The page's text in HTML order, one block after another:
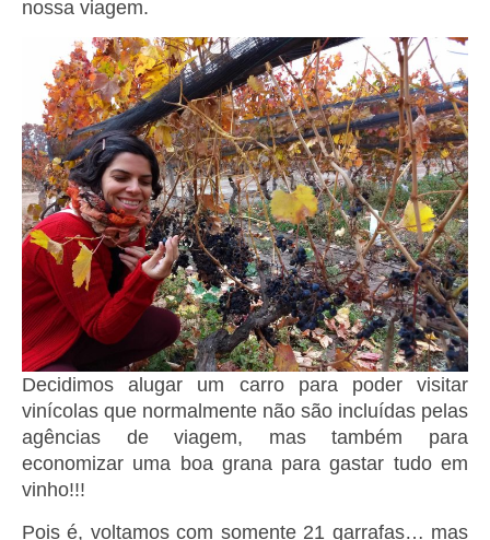
nossa viagem.
Decidimos alugar um carro para poder visitar
vinícolas que normalmente não são incluídas pelas
agências de viagem, mas também para
economizar uma boa grana para gastar tudo em
vinho!!!
Pois é, voltamos com somente 21 garrafas… mas